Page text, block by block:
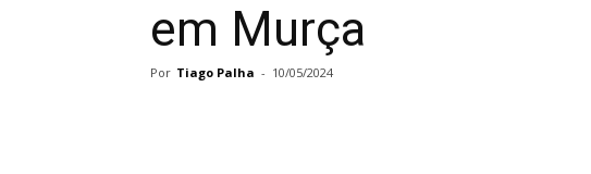
em Murça
Por Tiago Palha - 10/05/2024